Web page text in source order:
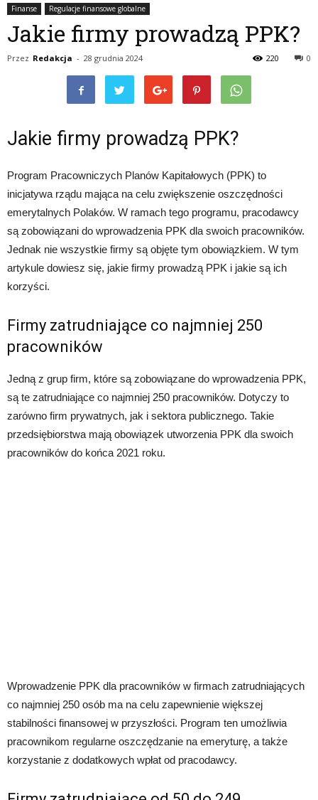
Finanse Regulacje finansowe globalne
Jakie firmy prowadzą PPK?
Przez Redakcja - 28 grudnia 2024 0
220
Jakie firmy prowadzą PPK?
Program Pracowniczych Planów Kapitałowych (PPK) to
inicjatywa rządu mająca na celu zwiększenie oszczędności
emerytalnych Polaków. W ramach tego programu, pracodawcy
są zobowiązani do wprowadzenia PPK dla swoich pracowników.
Jednak nie wszystkie firmy są objęte tym obowiązkiem. W tym
artykule dowiesz się, jakie firmy prowadzą PPK i jakie są ich
korzyści.
Firmy zatrudniające co najmniej 250
pracowników
Jedną z grup firm, które są zobowiązane do wprowadzenia PPK,
są te zatrudniające co najmniej 250 pracowników. Dotyczy to
zarówno firm prywatnych, jak i sektora publicznego. Takie
przedsiębiorstwa mają obowiązek utworzenia PPK dla swoich
pracowników do końca 2021 roku.
Wprowadzenie PPK dla pracowników w firmach zatrudniających
co najmniej 250 osób ma na celu zapewnienie większej
stabilności finansowej w przyszłości. Program ten umożliwia
pracownikom regularne oszczędzanie na emeryturę, a także
korzystanie z dodatkowych wpłat od pracodawcy.